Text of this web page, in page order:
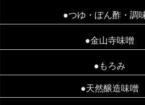
●つゆ・ぽん酢・調
●金山寺味噌
●もろみ
●天然醸造味噌